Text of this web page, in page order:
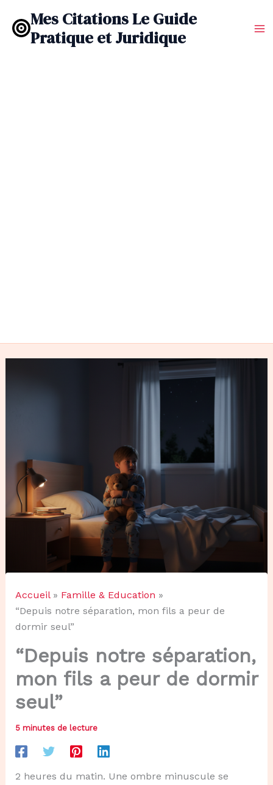
contenu
Mes Citations Le Guide
Pratique et Juridique
Accueil
Famille & Education
“Depuis notre séparation, mon fils a peur de
dormir seul”
“Depuis notre séparation,
mon fils a peur de dormir
seul”
5 minutes de lecture
2 heures du matin. Une ombre minuscule se